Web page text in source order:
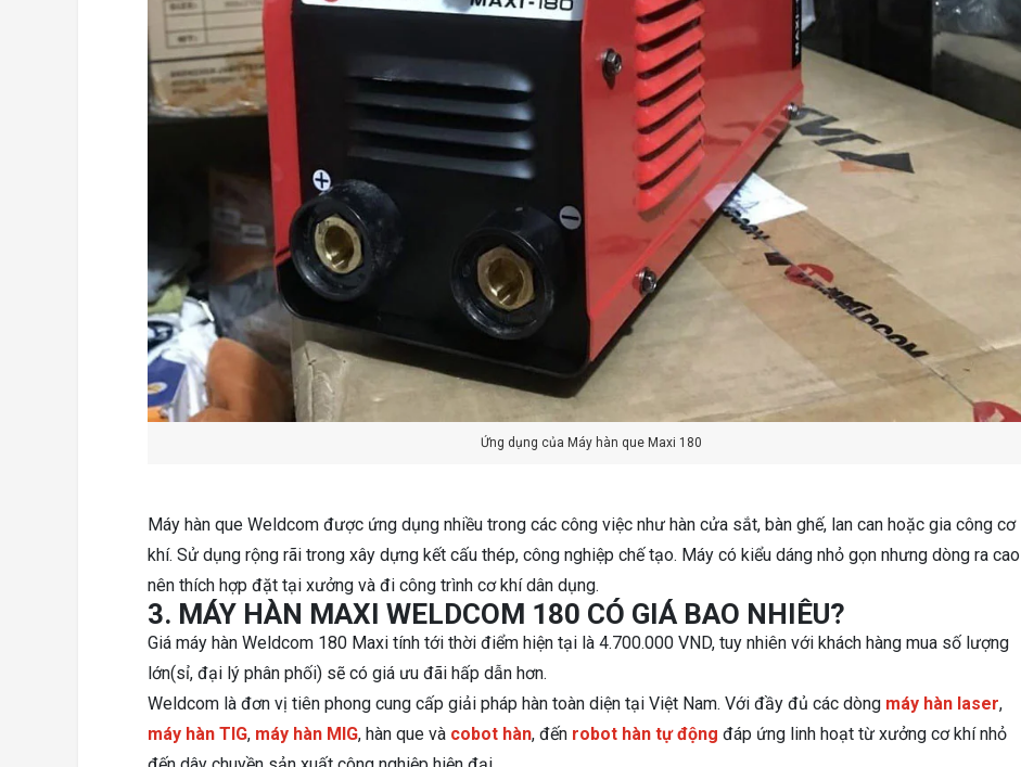
Ứng dụng của Máy hàn que Maxi 180
Máy hàn que Weldcom được ứng dụng nhiều trong các công việc như hàn cửa sắt, bàn ghế, lan can hoặc gia công cơ
khí. Sử dụng rộng rãi trong xây dựng kết cấu thép, công nghiệp chế tạo. Máy có kiểu dáng nhỏ gọn nhưng dòng ra cao
nên thích hợp đặt tại xưởng và đi công trình cơ khí dân dụng.
3. MÁY HÀN MAXI WELDCOM 180 CÓ GIÁ BAO NHIÊU?
Giá máy hàn Weldcom 180 Maxi tính tới thời điểm hiện tại là 4.700.000 VND, tuy nhiên với khách hàng mua số lượng
lớn(sỉ, đại lý phân phối) sẽ có giá ưu đãi hấp dẫn hơn.
Weldcom là đơn vị tiên phong cung cấp giải pháp hàn toàn diện tại Việt Nam. Với đầy đủ các dòng máy hàn laser,
máy hàn TIG, máy hàn MIG, hàn que và cobot hàn, đến robot hàn tự động đáp ứng linh hoạt từ xưởng cơ khí nhỏ